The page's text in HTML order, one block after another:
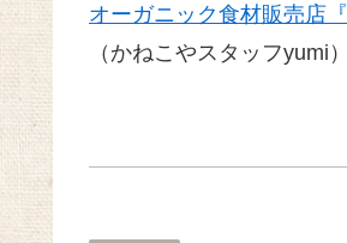
オーガニック食材販売店『
（かねこやスタッフyumi）